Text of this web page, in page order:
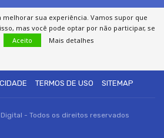
TERMOS DE USO SITEMAP
- Todos os direitos reservados
melhorar sua experiência. Vamos supor que
mas você pode optar por não participar, se
Aceito Mais detalhes